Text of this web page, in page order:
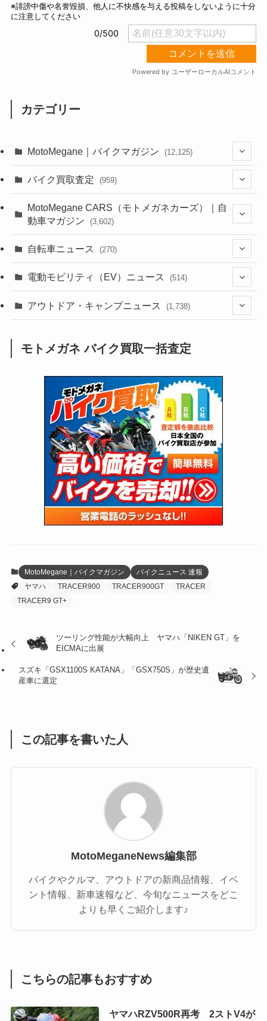
カテゴリー
MotoMegane｜バイクマガジン (12,125)
(44)
(637)
(118)
(60)
(31)
(51)
(34)
(5)
(12)
(63)
(109)
(252)
(38)
(24)
(16)
(25)
(24)
(47)
(15)
(5)
(249)
(64)
(16)
(62)
(4)
(6)
(17)
(5)
(27)
(306)
(6,953)
(2,473)
(249)
(1,226)
(12)
(131)
(38)
(131)
(167)
(85)
(21)
(61)
(171)
(98)
(13)
(60)
(274)
(171)
(38)
(47)
(59)
(41)
(47)
(66)
(16)
(141)
(254)
(204)
(1,139)
(166)
(23)
(33)
(34)
(35)
(41)
(415)
(16)
バイク買取査定 (959)
(352)
MotoMegane CARS（モトメガネカーズ）｜自
動車マガジン
(3,602)
(185)
(137)
(72)
(2,743)
(126)
(170)
自転車ニュース (270)
(54)
(211)
電動モビリティ（EV）ニュース (514)
(132)
(171)
(118)
(27)
アウトドア・キャンプニュース (1,738)
(1,605)
(147)
(13)
(19)
(12)
(16)
(4)
(16)
(1)
モトメガネ バイク買取一括査定
MotoMegane｜バイクマガジン
バイクニュース 速報
ヤマハ
TRACER900 TRACER900GT
TRACER
TRACER9 GT+
ツーリング性能が大幅向上 ヤマハ「NIKEN GT」を
EICMAに出展
スズキ「GSX1100S KATANA」「GSX750S」が歴史遺
産車に選定
この記事を書いた人
MotoMeganeNews編集部
バイクやクルマ、アウトドアの新商品情報、イベ
ント情報、新車速報など、今旬なニュースをどこ
よりも早くご紹介します♪
こちらの記事もおすすめ
ヤマハRZV500R再考 2ストV4が